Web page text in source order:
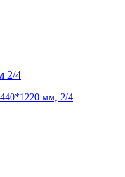
мм, 2/4